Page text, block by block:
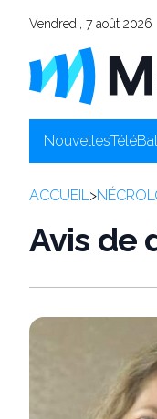
Vendredi, 7 août 2026
NouvellesTélé
ACCUEIL>
Avis de